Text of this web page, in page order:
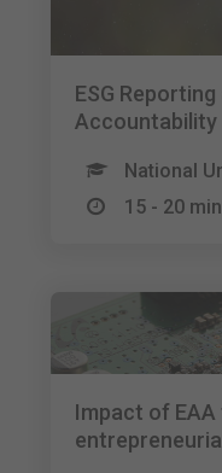
ESG
Accountability
National
15 - 20 min
Impact of EAA